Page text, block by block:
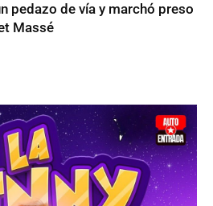
pedazo de vía y marchó preso
Massé